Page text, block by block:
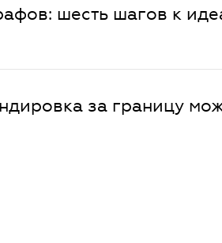
шесть шагов к
за границу